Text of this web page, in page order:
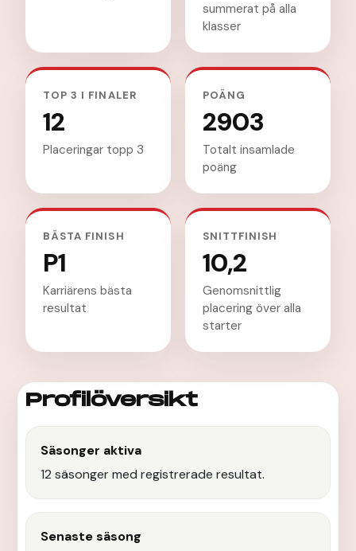
summerat på alla
klasser
TOP 3 I FINALER
12
Placeringar topp 3
POÄNG
2903
Totalt insamlade
poäng
BÄSTA FINISH
P1
Karriärens bästa
resultat
SNITTFINISH
10,2
Genomsnittlig
placering över alla
starter
Profilöversikt
Säsonger aktiva
12 säsonger med registrerade resultat.
Senaste säsong